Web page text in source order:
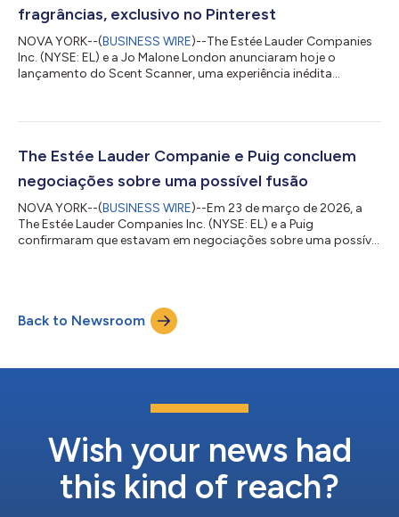
fragrâncias, exclusivo no Pinterest
NOVA YORK--(BUSINESS WIRE)--The Estée Lauder Companies
Inc. (NYSE: EL) e a Jo Malone London anunciaram hoje o
lançamento do Scent Scanner, uma experiência inédita
visuais que as pessoas expressaram nos seus quadros do
Jo Malone London. Aproveitando o sucesso do AI Scent
Advisor da Jo Malone London, introduzido em 2025,...
The Estée Lauder Companie e Puig concluem
negociações sobre uma possível fusão
NOVA YORK--(BUSINESS WIRE)--Em 23 de março de 2026, a
The Estée Lauder Companies Inc. (NYSE: EL) e a Puig
confirmaram que estavam em negociações sobre uma possível
hoje o encerramento das negociações referentes a uma
possível fusão. A The Estée Lauder Companies mantém o foco
na execução de sua estratégia 'Beauty Reimagined' (...
Back to Newsroom
Wish your news had
this kind of reach?